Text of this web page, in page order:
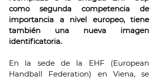
como segunda competencia de
importancia a nivel europeo, tiene
también una nueva imagen
identificatoria.
En la sede de la EHF (European
Handball Federation) en Viena, se